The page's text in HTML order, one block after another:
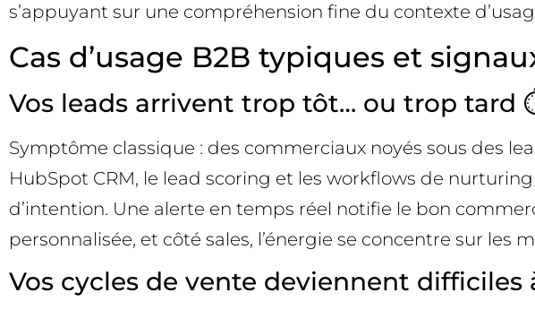
s’appuyant sur une compréhension fine du contexte
Cas d’usage B2B typiques et
Vos leads arrivent trop tôt… ou trop tard
Symptôme classique : des commerciaux noyés sous des
HubSpot CRM, le lead scoring et les workflows de
d’intention. Une alerte en temps réel notifie le bon
personnalisée, et côté sales, l’énergie se concentre sur les
Vos cycles de vente deviennent difficiles